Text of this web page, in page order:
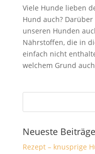
Viele Hunde lieben
Hund auch?
unseren Hunden
Nährstoffen, die in
einfach nicht
welchem Grund
Neueste Beiträge
Rezept – knusprige